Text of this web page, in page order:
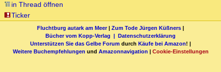
in Thread öffnen
Ticker
Fluchtburg autark am Meer| Zum Tode Jürgen Küßners |
Bücher vom Kopp-Verlag | Datenschutzerklärung
Unterstützen Sie das Gelbe Forum durch Käufe bei Amazon! |
Weitere Buchempfehlungen und Amazonnavigation | Cookie-Einstellungen